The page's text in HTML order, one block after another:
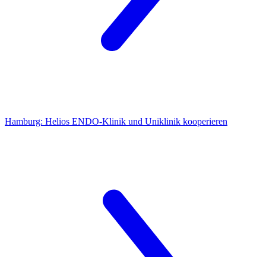
Hamburg: Helios ENDO-Klinik und Uniklinik kooperieren